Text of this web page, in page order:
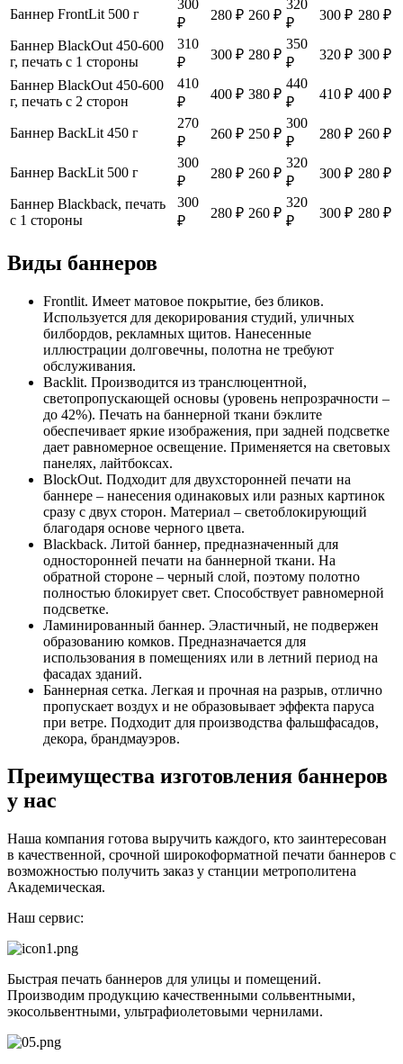
Баннер FrontLit 500 г
300
₽
280 ₽ 260 ₽
320
₽
300 ₽ 280 ₽
Баннер BlackOut 450-600
г, печать с 1 стороны
310
₽
300 ₽ 280 ₽
350
₽
320 ₽ 300 ₽
Баннер BlackOut 450-600
г, печать с 2 сторон
410
₽
400 ₽ 380 ₽
440
₽
410 ₽ 400 ₽
Баннер BackLit 450 г
270
₽
260 ₽ 250 ₽
300
₽
280 ₽ 260 ₽
Баннер BackLit 500 г
300
₽
280 ₽ 260 ₽
320
₽
300 ₽ 280 ₽
Баннер Blackback, печать
с 1 стороны
300
₽
280 ₽ 260 ₽
320
₽
300 ₽ 280 ₽
Виды баннеров
Frontlit. Имеет матовое покрытие, без бликов.
Используется для декорирования студий, уличных
билбордов, рекламных щитов. Нанесенные
иллюстрации долговечны, полотна не требуют
обслуживания.
Backlit. Производится из транслюцентной,
светопропускающей основы (уровень непрозрачности –
до 42%). Печать на баннерной ткани бэклите
обеспечивает яркие изображения, при задней подсветке
дает равномерное освещение. Применяется на световых
панелях, лайтбоксах.
BlockOut. Подходит для двухсторонней печати на
баннере – нанесения одинаковых или разных картинок
сразу с двух сторон. Материал – светоблокирующий
благодаря основе черного цвета.
Blackback. Литой баннер, предназначенный для
односторонней печати на баннерной ткани. На
обратной стороне – черный слой, поэтому полотно
полностью блокирует свет. Способствует равномерной
подсветке.
Ламинированный баннер. Эластичный, не подвержен
образованию комков. Предназначается для
использования в помещениях или в летний период на
фасадах зданий.
Баннерная сетка. Легкая и прочная на разрыв, отлично
пропускает воздух и не образовывает эффекта паруса
при ветре. Подходит для производства фальшфасадов,
декора, брандмауэров.
Преимущества изготовления баннеров
у нас
Наша компания готова выручить каждого, кто заинтересован
в качественной, срочной широкоформатной печати баннеров с
возможностью получить заказ у станции метрополитена
Академическая.
Наш сервис:
Быстрая печать баннеров для улицы и помещений.
Производим продукцию качественными сольвентными,
экосольвентными, ультрафиолетовыми чернилами.